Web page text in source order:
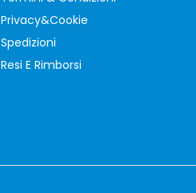
Privacy&Cookie
Spedizioni
Resi E Rimborsi